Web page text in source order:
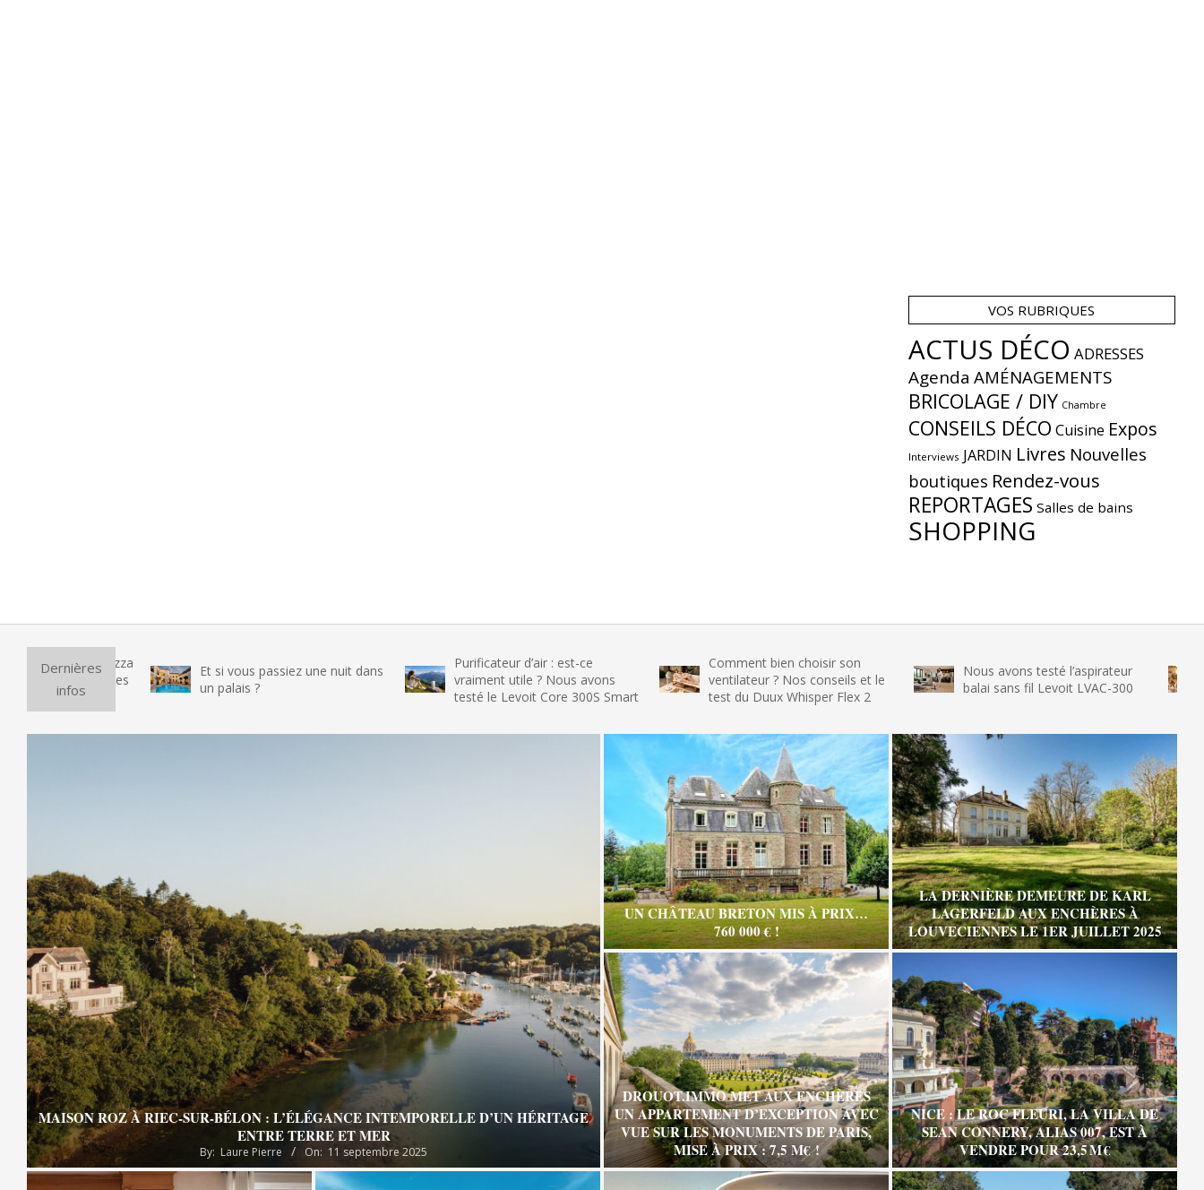
VOS RUBRIQUES
ACTUS DÉCO ADRESSES
Agenda AMÉNAGEMENTS
BRICOLAGE / DIY Chambre
CONSEILS DÉCO Cuisine Expos
Interviews JARDIN Livres Nouvelles
boutiques Rendez-vous
REPORTAGES Salles de bains
SHOPPING
Dernières
infos
Et si vous passiez une nuit dans
un palais ?
Purificateur d’air : est-ce
vraiment utile ? Nous avons
testé le Levoit Core 300S Smart
Comment bien choisir son
ventilateur ? Nos conseils et le
test du Duux Whisper Flex 2
Nous avons testé l’aspirateur
balai sans fil Levoit LVAC-300
Nous
glace
MAISON ROZ À RIEC-SUR-BÉLON : L’ÉLÉGANCE INTEMPORELLE D’UN HÉRITAGE
ENTRE TERRE ET MER
By: Laure Pierre On: 11 septembre 2025
UN CHÂTEAU BRETON MIS À PRIX…
760 000 € !
LA DERNIÈRE DEMEURE DE KARL
LAGERFELD AUX ENCHÈRES À
LOUVECIENNES LE 1ER JUILLET 2025
DROUOT.IMMO MET AUX ENCHÈRES
UN APPARTEMENT D’EXCEPTION AVEC
VUE SUR LES MONUMENTS DE PARIS,
MISE À PRIX : 7,5 M€ !
NICE : LE ROC FLEURI, LA VILLA DE
SEAN CONNERY, ALIAS 007, EST À
VENDRE POUR 23,5 M €